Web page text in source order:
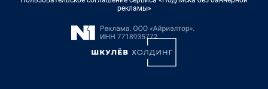
рекламы»